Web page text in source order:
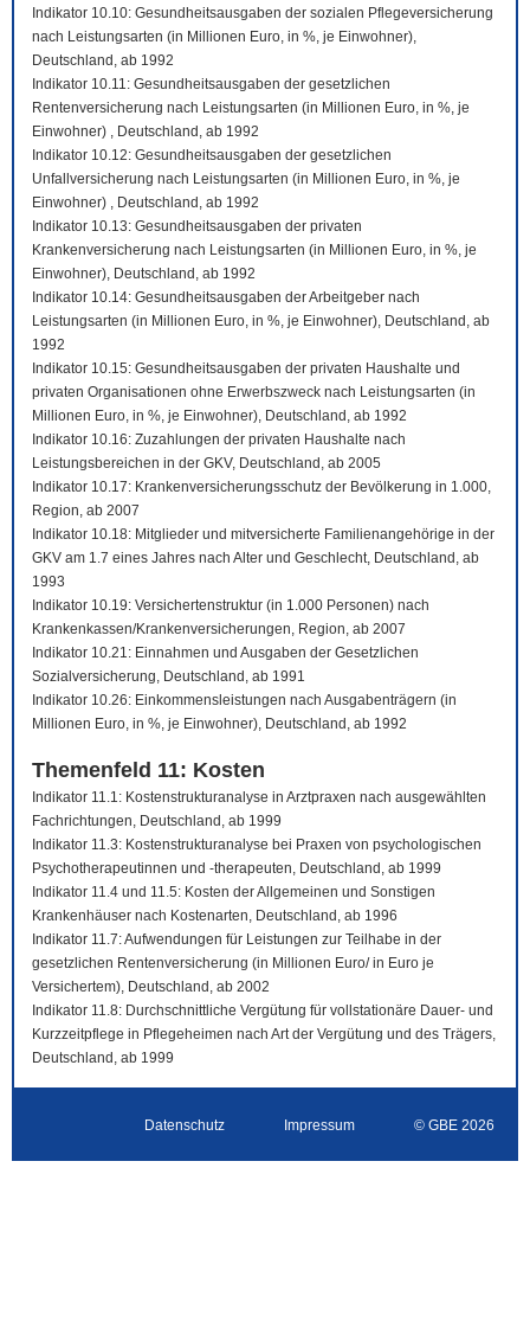
Indikator 10.10: Gesundheitsausgaben der sozialen Pflegeversicherung
nach Leistungsarten (in Millionen Euro, in %, je Einwohner),
Deutschland, ab 1992
Indikator 10.11: Gesundheitsausgaben der gesetzlichen
Rentenversicherung nach Leistungsarten (in Millionen Euro, in %, je
Einwohner) , Deutschland, ab 1992
Indikator 10.12: Gesundheitsausgaben der gesetzlichen
Unfallversicherung nach Leistungsarten (in Millionen Euro, in %, je
Einwohner) , Deutschland, ab 1992
Indikator 10.13: Gesundheitsausgaben der privaten
Krankenversicherung nach Leistungsarten (in Millionen Euro, in %, je
Einwohner), Deutschland, ab 1992
Indikator 10.14: Gesundheitsausgaben der Arbeitgeber nach
Leistungsarten (in Millionen Euro, in %, je Einwohner), Deutschland, ab
1992
Indikator 10.15: Gesundheitsausgaben der privaten Haushalte und
privaten Organisationen ohne Erwerbszweck nach Leistungsarten (in
Millionen Euro, in %, je Einwohner), Deutschland, ab 1992
Indikator 10.16: Zuzahlungen der privaten Haushalte nach
Leistungsbereichen in der GKV, Deutschland, ab 2005
Indikator 10.17: Krankenversicherungsschutz der Bevölkerung in 1.000,
Region, ab 2007
Indikator 10.18: Mitglieder und mitversicherte Familienangehörige in der
GKV am 1.7 eines Jahres nach Alter und Geschlecht, Deutschland, ab
1993
Indikator 10.19: Versichertenstruktur (in 1.000 Personen) nach
Krankenkassen/Krankenversicherungen, Region, ab 2007
Indikator 10.21: Einnahmen und Ausgaben der Gesetzlichen
Sozialversicherung, Deutschland, ab 1991
Indikator 10.26: Einkommensleistungen nach Ausgabenträgern (in
Millionen Euro, in %, je Einwohner), Deutschland, ab 1992
Themenfeld 11: Kosten
Indikator 11.1: Kostenstrukturanalyse in Arztpraxen nach ausgewählten
Fachrichtungen, Deutschland, ab 1999
Indikator 11.3: Kostenstrukturanalyse bei Praxen von psychologischen
Psychotherapeutinnen und -therapeuten, Deutschland, ab 1999
Indikator 11.4 und 11.5: Kosten der Allgemeinen und Sonstigen
Krankenhäuser nach Kostenarten, Deutschland, ab 1996
Indikator 11.7: Aufwendungen für Leistungen zur Teilhabe in der
gesetzlichen Rentenversicherung (in Millionen Euro/ in Euro je
Versichertem), Deutschland, ab 2002
Indikator 11.8: Durchschnittliche Vergütung für vollstationäre Dauer- und
Kurzzeitpflege in Pflegeheimen nach Art der Vergütung und des Trägers,
Deutschland, ab 1999
Datenschutz Impressum © GBE 2026